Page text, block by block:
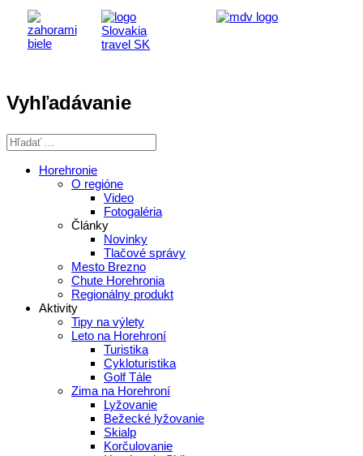
Vyhľadávanie
Horehronie
O regióne
Video
Fotogaléria
Články
Novinky
Tlačové správy
Mesto Brezno
Chute Horehronia
Regionálny produkt
Aktivity
Tipy na výlety
Leto na Horehroní
Turistika
Cykloturistika
Golf Tále
Zima na Horehroní
Lyžovanie
Bežecké lyžovanie
Skialp
Korčulovanie